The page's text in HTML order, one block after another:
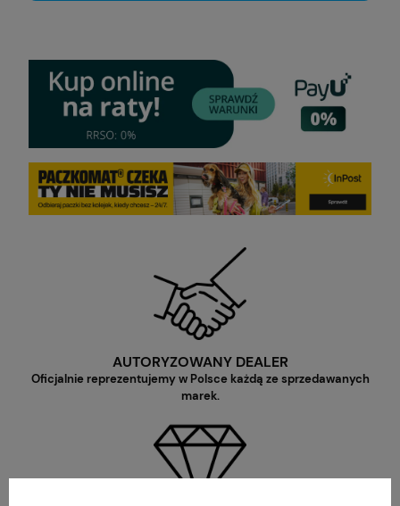
AUTORYZOWANY DEALER
Oficjalnie reprezentujemy w Polsce każdą ze sprzedawanych
marek.